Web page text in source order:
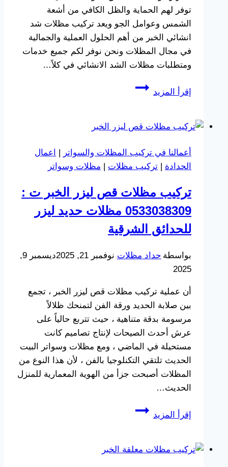
توفر لهم الحماية والظل الكافي من أشعة
الشمس وعوامل الجو ويعد تركيب مظلات شد
انشائي الخبر من أهم الحلول العملية والجمالية
في مجال المظلات ونحن نوفر لكم جميع خدمات
ومتطلبات مظلات الشد الانشائي في كلاً…
إقرأ المزيد
تركيب
انشائي
ت:
0533038309
شد
للفلل
الدمام
أعمالنا في تركيب المظلات والسواتر |
اعمال
الحدادة | تركيب مظلات | مظلات وسواتر
تركيب مظلات قص ليزر الخبر ت :
0533038309 مظلات حديد ليزر
للحدائق الشرقية
بواسطة حداد مظلات نوفمبر 21, 2025
ديسمبر 9,
2025
أن عملية تركيب مظلات قص ليزر الخبر ، تجمع
بين صلابة الحديد ورقة الفن لتمنحك ظلالاً
مرسومة بدقة متناهية ، حيث تتربع حالياً على
عرش أحدث الصيحات لإنتاج تصاميم كانت
مستحيلة في الماضي ، ومع مظلات وسواتر البيت
الحديث تلتقي التكنلوجيا بالفن ، لأن هذا النوع من
المظلات أصبحت جزأ من الهوية المعمارية للمنزل
الحديث…
إقرأ المزيد
تركيب
ليزر